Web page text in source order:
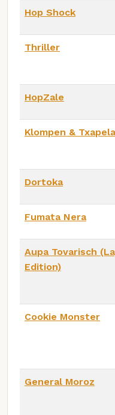
Hop Shock
Thriller
HopZale
Klompen & Txapela
Dortoka
Fumata Nera
Aupa Tovarisch
Edition)
Cookie Monster
General Moroz